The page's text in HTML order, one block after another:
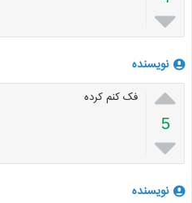

نویسنده

5

فک کنم کرده
نویسنده